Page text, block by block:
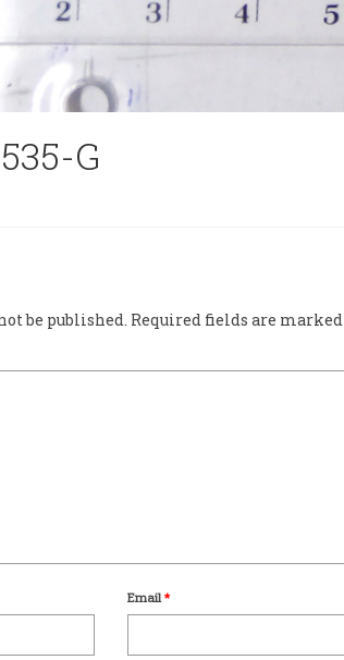
G
be published. Required fields are marked
Email *